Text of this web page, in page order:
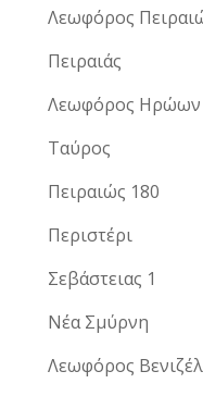
Λεωφόρος
Πειραιάς
Λεωφόρος Ηρώων
Ταύρος
Πειραιώς 180
Περιστέρι
Σεβάστειας 1
Νέα Σμύρνη
Λεωφόρος